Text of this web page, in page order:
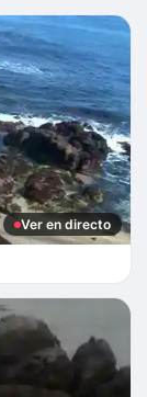
Ver en directo